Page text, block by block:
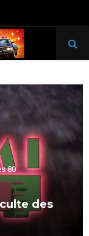
80
des